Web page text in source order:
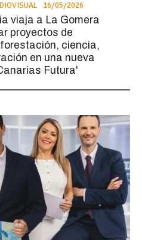
16/05/2026
viaja a La Gomera
proyectos de
ciencia,
en una nueva
Futura'